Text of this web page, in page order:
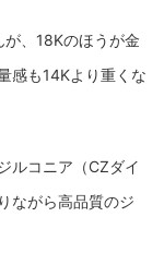
、18Kのほうが金
感も14Kより重くな
ルコニア（CZダイ
ながら高品質のジ